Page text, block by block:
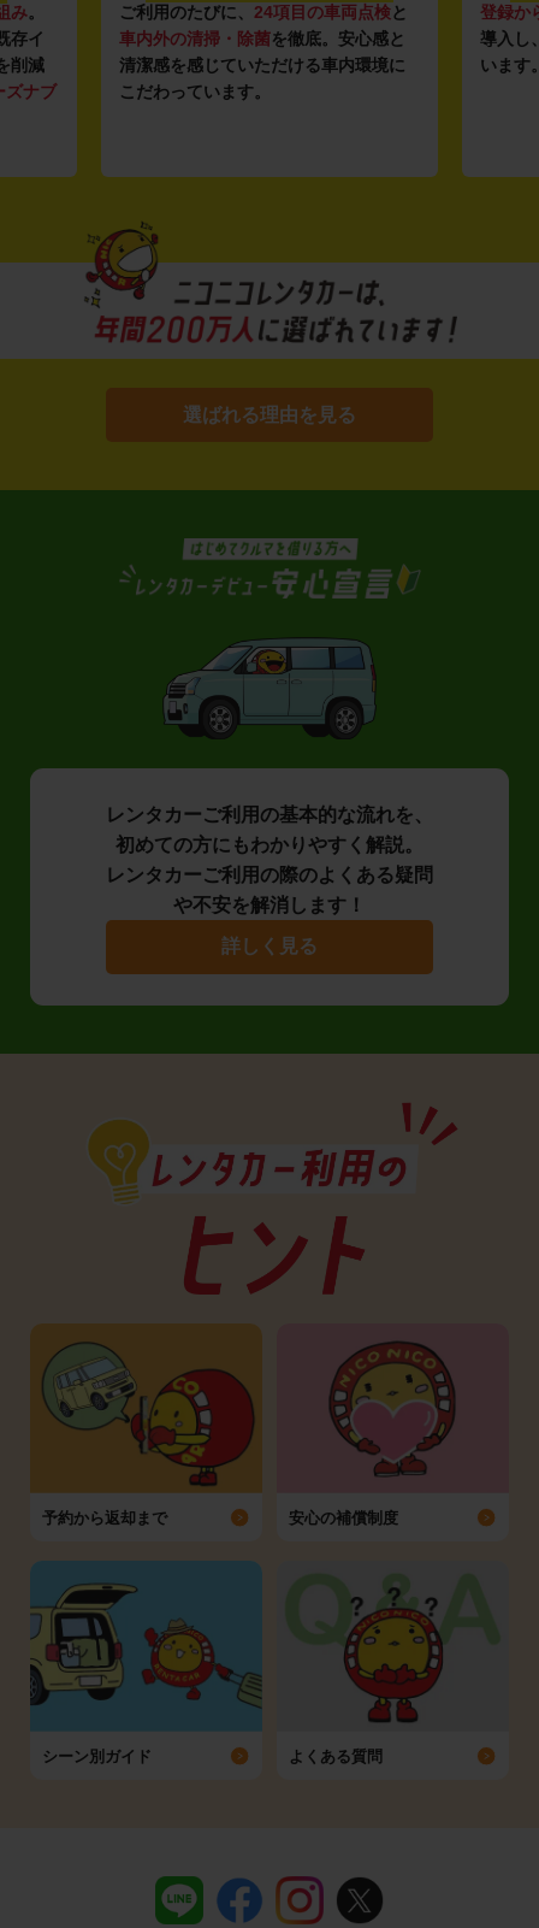
み。
存イ
削減
ズナブ
ご利用のたびに、 24項目の車両点検と
車内外の清掃・除菌を徹底。安心感と
清潔感を感じていただける車内環境に
こだわっています。
登録か
導入し
います
選ばれる理由を見る
レンタカーご利用の基本的な流れを、
初めての方にもわかりやすく解説。
レンタカーご利用の際のよくある疑問
や不安を解消します！
詳しく見る
予約から返却まで 安心の補償制度
シーン別ガイド よくある質問